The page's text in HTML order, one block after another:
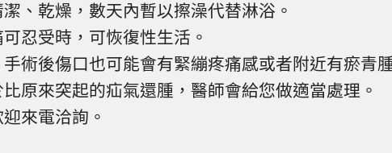
、乾燥，數天內暫以擦澡代替淋浴。
忍受時，可恢復性生活。
術後傷口也可能會有緊繃疼痛感或者附近有瘀青
原來突起的疝氣還腫，醫師會給您做適當處理。
來電洽詢。